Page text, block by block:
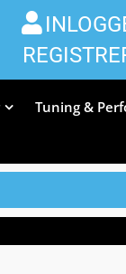
Tuning &